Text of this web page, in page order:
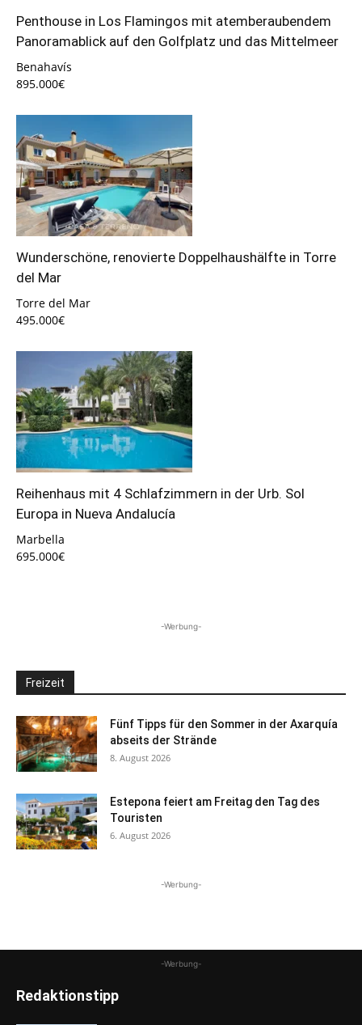
Penthouse in Los Flamingos mit atemberaubendem
Panoramablick auf den Golfplatz und das Mittelmeer
Benahavís
895.000€
Wunderschöne, renovierte Doppelhaushälfte in Torre
del Mar
Torre del Mar
495.000€
Reihenhaus mit 4 Schlafzimmern in der Urb. Sol
Europa in Nueva Andalucía
Marbella
695.000€
-Werbung-
Freizeit
Fünf Tipps für den Sommer in der Axarquía
abseits der Strände
8. August 2026
Estepona feiert am Freitag den Tag des
Touristen
6. August 2026
-Werbung-
-Werbung-
Redaktionstipp